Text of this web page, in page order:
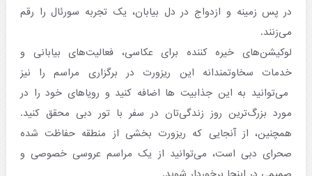
در پس زمینه و ازدواج در دل بیابان، یک تجربه سورئال را رقم
می‌زنند.
لوکیشن‌های خیره کننده برای عکاسی، فعالیت‌های بیابانی و
خدمات سخاوتمندانه این ریزورت در برگزاری مراسم را نیز
می‌توانید به این جذابیت ها اضافه کنید و رویاهای خود را در
مورد بزرگ‌ترین روز زندگی‌تان در سفر با تور دبی محقق کنید.
همچنین، از آنجایی که ریزورت بخشی از منطقه حفاظت شده
صحرای دبی است، می‌توانید از یک مراسم عروسی خصوصی و